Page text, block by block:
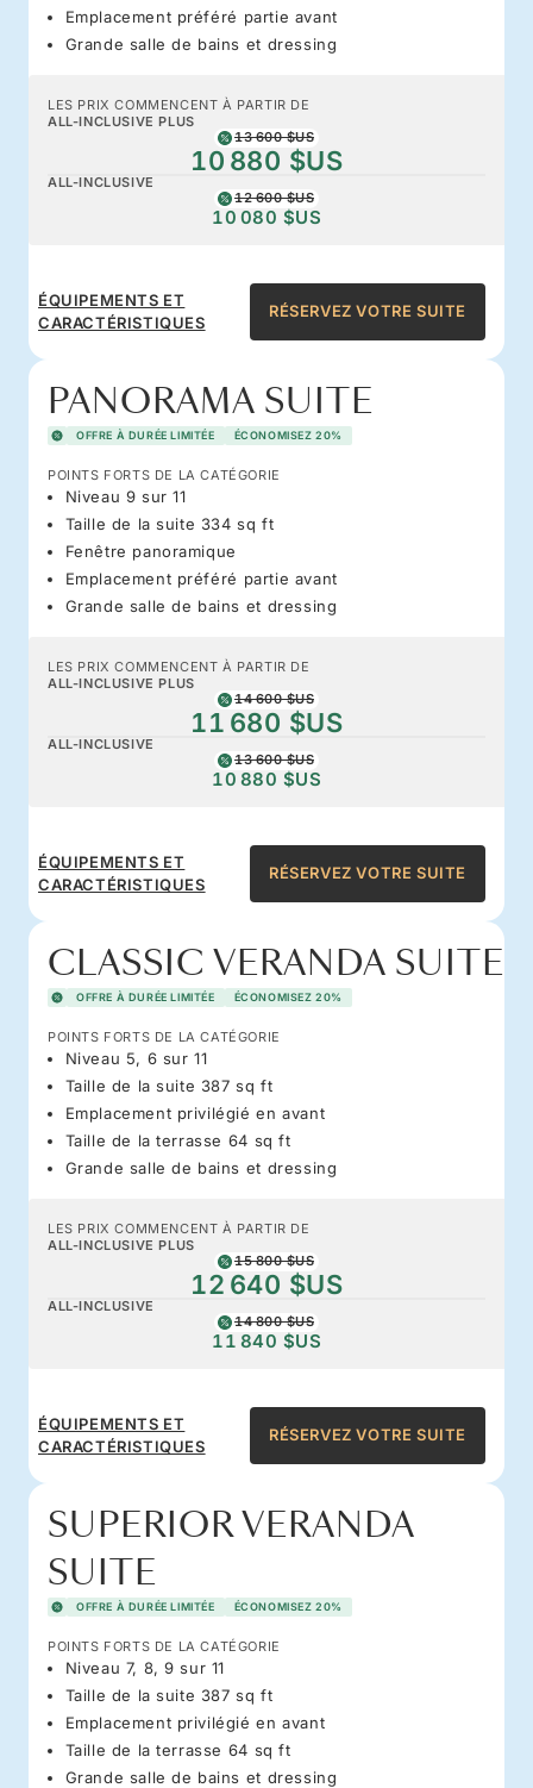
Emplacement préféré partie avant
Grande salle de bains et dressing
LES PRIX COMMENCENT À PARTIR DE
ALL-INCLUSIVE PLUS
13 600 $US
10 880 $US
ALL-INCLUSIVE
12 600 $US
10 080 $US
ÉQUIPEMENTS ET
CARACTÉRISTIQUES
RÉSERVEZ VOTRE SUITE
PANORAMA SUITE
OFFRE À DURÉE LIMITÉE ÉCONOMISEZ 20%
POINTS FORTS DE LA CATÉGORIE
Niveau 9 sur 11
Taille de la suite 334 sq ft
Fenêtre panoramique
Emplacement préféré partie avant
Grande salle de bains et dressing
LES PRIX COMMENCENT À PARTIR DE
ALL-INCLUSIVE PLUS
14 600 $US
11 680 $US
ALL-INCLUSIVE
13 600 $US
10 880 $US
ÉQUIPEMENTS ET
CARACTÉRISTIQUES
RÉSERVEZ VOTRE SUITE
CLASSIC VERANDA SUITE
OFFRE À DURÉE LIMITÉE ÉCONOMISEZ 20%
POINTS FORTS DE LA CATÉGORIE
Niveau 5, 6 sur 11
Taille de la suite 387 sq ft
Emplacement privilégié en avant
Taille de la terrasse 64 sq ft
Grande salle de bains et dressing
LES PRIX COMMENCENT À PARTIR DE
ALL-INCLUSIVE PLUS
15 800 $US
12 640 $US
ALL-INCLUSIVE
14 800 $US
11 840 $US
ÉQUIPEMENTS ET
CARACTÉRISTIQUES
RÉSERVEZ VOTRE SUITE
SUPERIOR VERANDA
SUITE
OFFRE À DURÉE LIMITÉE ÉCONOMISEZ 20%
POINTS FORTS DE LA CATÉGORIE
Niveau 7, 8, 9 sur 11
Taille de la suite 387 sq ft
Emplacement privilégié en avant
Taille de la terrasse 64 sq ft
Grande salle de bains et dressing